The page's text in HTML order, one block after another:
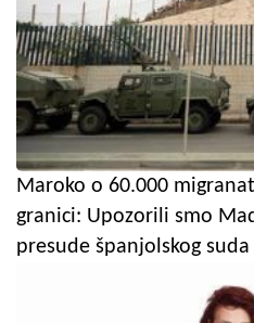
Maroko o 60.000
granici: Upozorili smo
presude španjolskog suda